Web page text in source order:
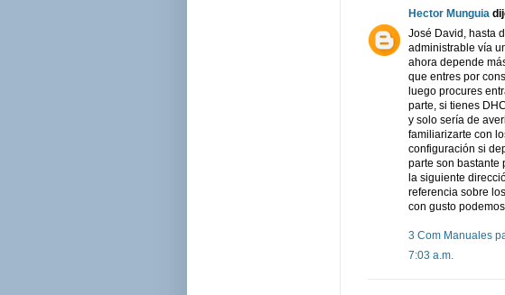
Hector Munguia
José David, hasta
administrable vía
ahora depende
que entres por
luego procures
parte, si tienes
y solo sería de
familiarizarte con
configuración si
parte son bastante
la siguiente
referencia sobre
con gusto
3 Com Manuales
7:03 a.m.